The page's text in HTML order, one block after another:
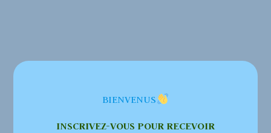
BIENVENUS
INSCRIVEZ-VOUS POUR RECEVOIR